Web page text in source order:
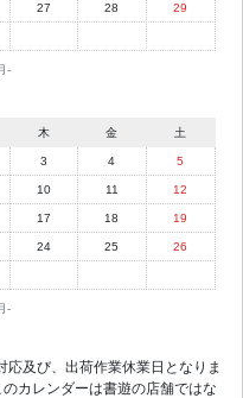
27 28 29
木 金 土
3 4 5
10 11 12
17 18 19
24 25 26
及び、出荷作業休業日となりま
カレンダーは書遊の店舗ではな